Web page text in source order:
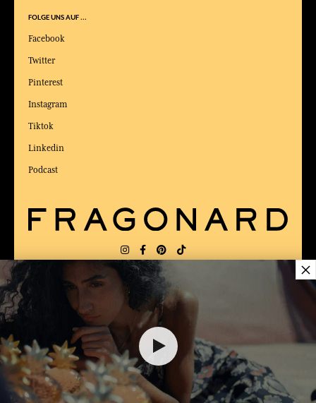
FOLGE UNS AUF ...
Facebook
Twitter
Pinterest
Instagram
Tiktok
Linkedin
Podcast
LIEFERUNG: US SPRACHE:
ZUM BESTEN ONLINE-COMMERCE-SITE
2025 vom Magazin Capital gewählt
×